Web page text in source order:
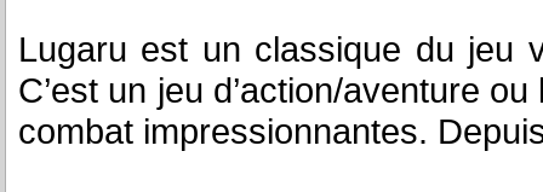
Lugaru est un classique du jeu
C’est un jeu d’action/aventure
combat impressionnantes.